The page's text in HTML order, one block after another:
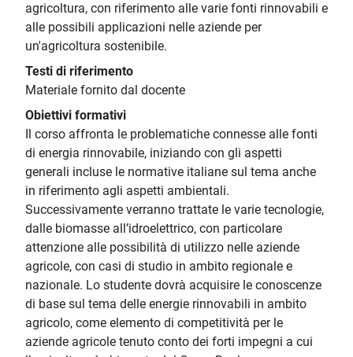
agricoltura, con riferimento alle varie fonti rinnovabili e
alle possibili applicazioni nelle aziende per
un'agricoltura sostenibile.
Testi di riferimento
Materiale fornito dal docente
Obiettivi formativi
Il corso affronta le problematiche connesse alle fonti
di energia rinnovabile, iniziando con gli aspetti
generali incluse le normative italiane sul tema anche
in riferimento agli aspetti ambientali.
Successivamente verranno trattate le varie tecnologie,
dalle biomasse all’idroelettrico, con particolare
attenzione alle possibilità di utilizzo nelle aziende
agricole, con casi di studio in ambito regionale e
nazionale. Lo studente dovrà acquisire le conoscenze
di base sul tema delle energie rinnovabili in ambito
agricolo, come elemento di competitività per le
aziende agricole tenuto conto dei forti impegni a cui